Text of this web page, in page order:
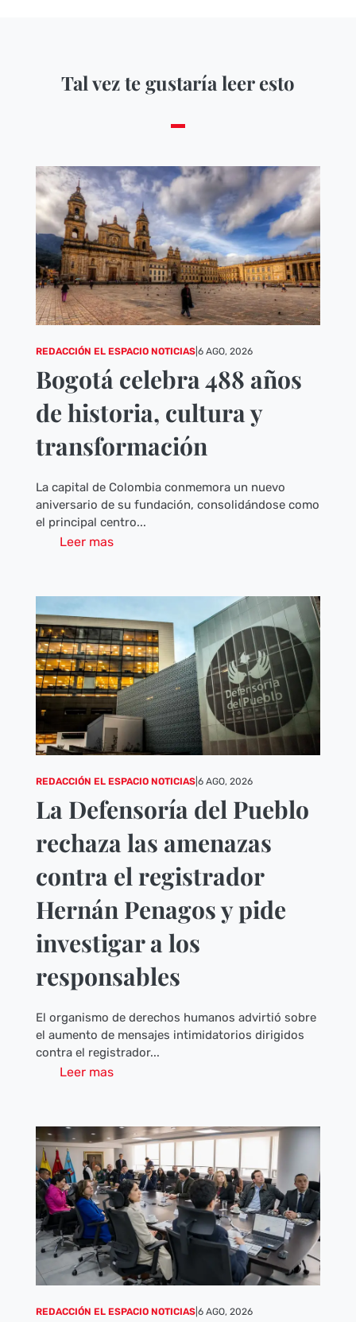
Tal vez te gustaría leer esto
REDACCIÓN EL ESPACIO NOTICIAS| 6 AGO, 2026
Bogotá celebra 488 años
de historia, cultura y
transformación
La capital de Colombia conmemora un nuevo
aniversario de su fundación, consolidándose como
el principal centro...
Leer mas
REDACCIÓN EL ESPACIO NOTICIAS| 6 AGO, 2026
La Defensoría del Pueblo
rechaza las amenazas
contra el registrador
Hernán Penagos y pide
investigar a los
responsables
El organismo de derechos humanos advirtió sobre
el aumento de mensajes intimidatorios dirigidos
contra el registrador...
Leer mas
REDACCIÓN EL ESPACIO NOTICIAS| 6 AGO, 2026